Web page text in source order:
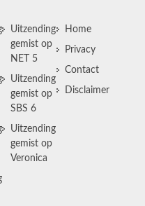
Uitzending
gemist op
NET 5
Uitzending
gemist op
SBS 6
Uitzending
gemist op
Veronica
Home
Privacy
Contact
Disclaimer